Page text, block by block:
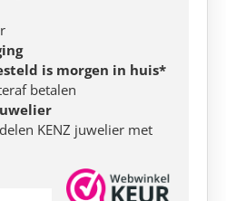
is morgen in huis*
betalen
KENZ juwelier met